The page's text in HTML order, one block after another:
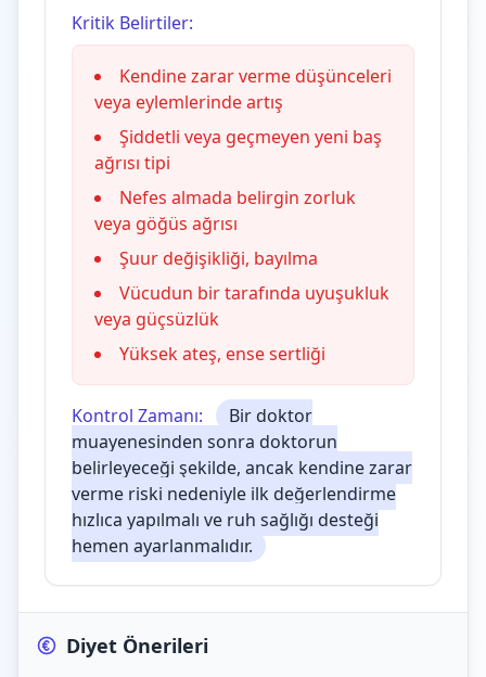
Kritik Belirtiler:
Kendine zarar verme düşünceleri
veya eylemlerinde artış
Şiddetli veya geçmeyen yeni baş
ağrısı tipi
Nefes almada belirgin zorluk
veya göğüs ağrısı
Şuur değişikliği, bayılma
Vücudun bir tarafında uyuşukluk
veya güçsüzlük
Yüksek ateş, ense sertliği
Kontrol Zamanı:
Bir doktor
muayenesinden sonra doktorun
belirleyeceği şekilde, ancak kendine zarar
verme riski nedeniyle ilk değerlendirme
hızlıca yapılmalı ve ruh sağlığı desteği
hemen ayarlanmalıdır.
Diyet Önerileri